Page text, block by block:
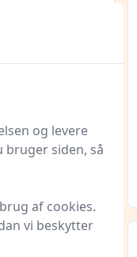
2-
og levere
bruger siden, så
af cookies.
vi beskytter